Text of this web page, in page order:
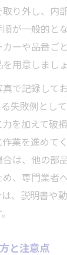
り外し、内
が一般的と
ーや品番ご
用意しましょ
で記録して
失敗例とし
を加えて破
業を進めて
は、他の部
、専門業者
、説明書や
と注意点